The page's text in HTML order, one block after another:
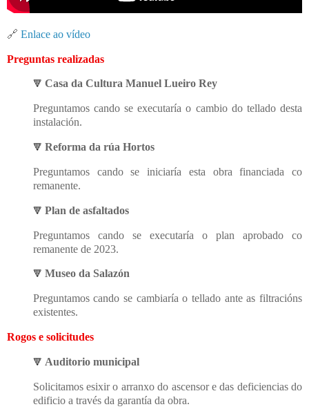
🔗 Enlace ao vídeo
Preguntas realizadas
🔻 Casa da Cultura Manuel Lueiro Rey
Preguntamos cando se executaría o cambio do tellado desta
instalación.
🔻 Reforma da rúa Hortos
Preguntamos cando se iniciaría esta obra financiada co
remanente.
🔻 Plan de asfaltados
Preguntamos cando se executaría o plan aprobado co
remanente de 2023.
🔻 Museo da Salazón
Preguntamos cando se cambiaría o tellado ante as filtracións
existentes.
Rogos e solicitudes
🔻 Auditorio municipal
Solicitamos esixir o arranxo do ascensor e das deficiencias do
edificio a través da garantía da obra.